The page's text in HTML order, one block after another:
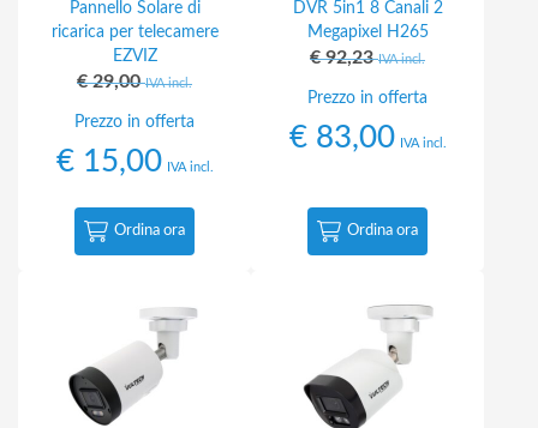
Pannello Solare di
ricarica per telecamere
EZVIZ
€29,00 IVA incl.
Prezzo in offerta
€15,00 IVA incl.
Ordina ora
DVR 5in1 8 Canali 2
Megapixel H265
€92,23 IVA incl.
Prezzo in offerta
€83,00 IVA incl.
Ordina ora